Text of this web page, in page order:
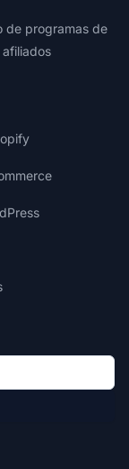
de programas de
afiliados